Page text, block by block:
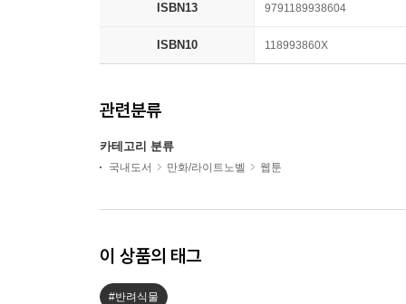
ISBN13 9791189938604
ISBN10 118993860X
관련분류
카테고리 분류
국내도서 만화/라이트노벨 웹툰
이 상품의 태그
#반려식물